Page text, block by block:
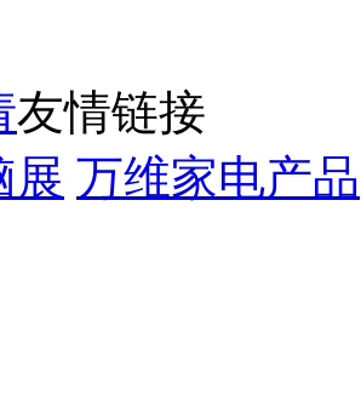
友情链接
展 万维家电产品